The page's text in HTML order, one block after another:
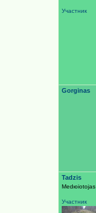
Участник
Gorginas
Tadzis
Medюiotojas
Участник